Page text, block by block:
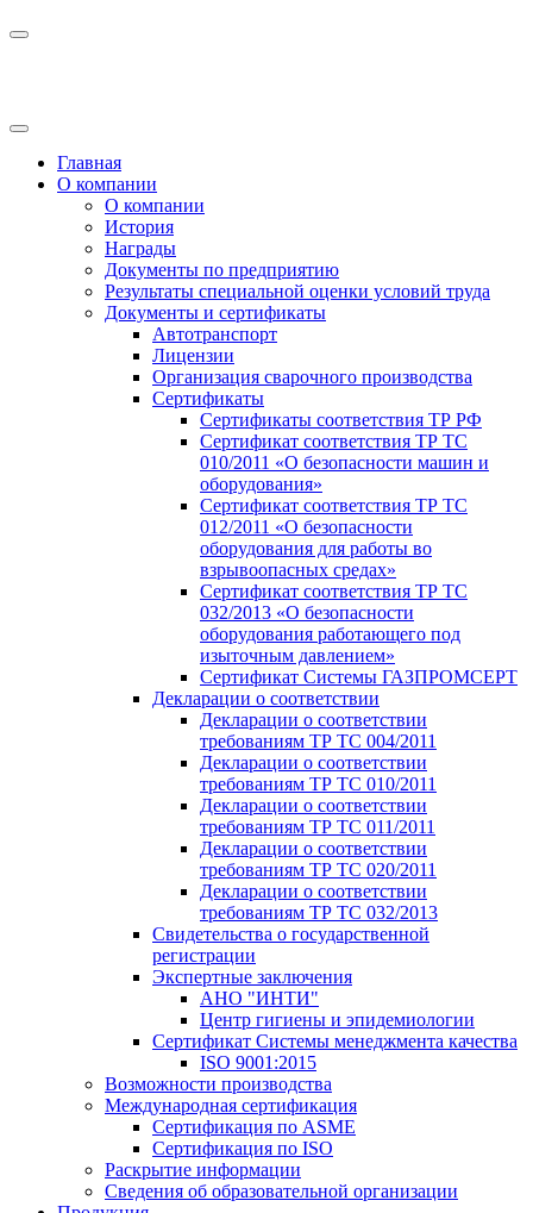
Главная
О компании
О компании
История
Награды
Документы по предприятию
Результаты специальной оценки условий труда
Документы и сертификаты
Автотранспорт
Лицензии
Организация сварочного производства
Cертификаты
Сертификаты соответствия ТР РФ
Сертификат соответствия ТР ТС
010/2011 «О безопасности машин и
оборудования»
Сертификат соответствия ТР ТС
012/2011 «О безопасности
оборудования для работы во
взрывоопасных средах»
Сертификат соответствия ТР ТС
032/2013 «О безопасности
оборудования работающего под
изыточным давлением»
Сертификат Системы ГАЗПРОМСЕРТ
Декларации о соответствии
Декларации о соответствии
требованиям ТР ТС 004/2011
Декларации о соответствии
требованиям ТР ТС 010/2011
Декларации о соответствии
требованиям ТР ТС 011/2011
Декларации о соответствии
требованиям ТР ТС 020/2011
Декларации о соответствии
требованиям ТР ТС 032/2013
Свидетельства о государственной
регистрации
Экспертные заключения
АНО "ИНТИ"
Центр гигиены и эпидемиологии
Сертификат Системы менеджмента качества
ISO 9001:2015
Возможности производства
Международная сертификация
Сертификация по ASME
Сертификация по ISO
Раскрытие информации
Сведения об образовательной организации